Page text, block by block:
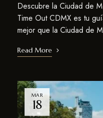
Descubre la Ciudad de
Time Out CDMX es tu
mejor que la Ciudad de
Read More
MAR
18